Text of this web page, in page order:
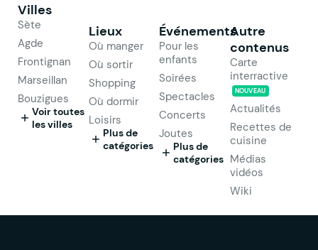
Villes
Sète
Agde
Frontignan
Marseillan
Bouzigues
Voir toutes
les villes
Lieux
Où manger
Où sortir
Shopping
Où dormir
Loisirs
Plus de
catégories
Événements
Pour les
enfants
Soirées
Spectacles
Concerts
Joutes
Plus de
catégories
Autre
contenus
Carte
interractive
NOUVEAU
Actualités
Recettes de
cuisine
Médias
vidéos
Wiki